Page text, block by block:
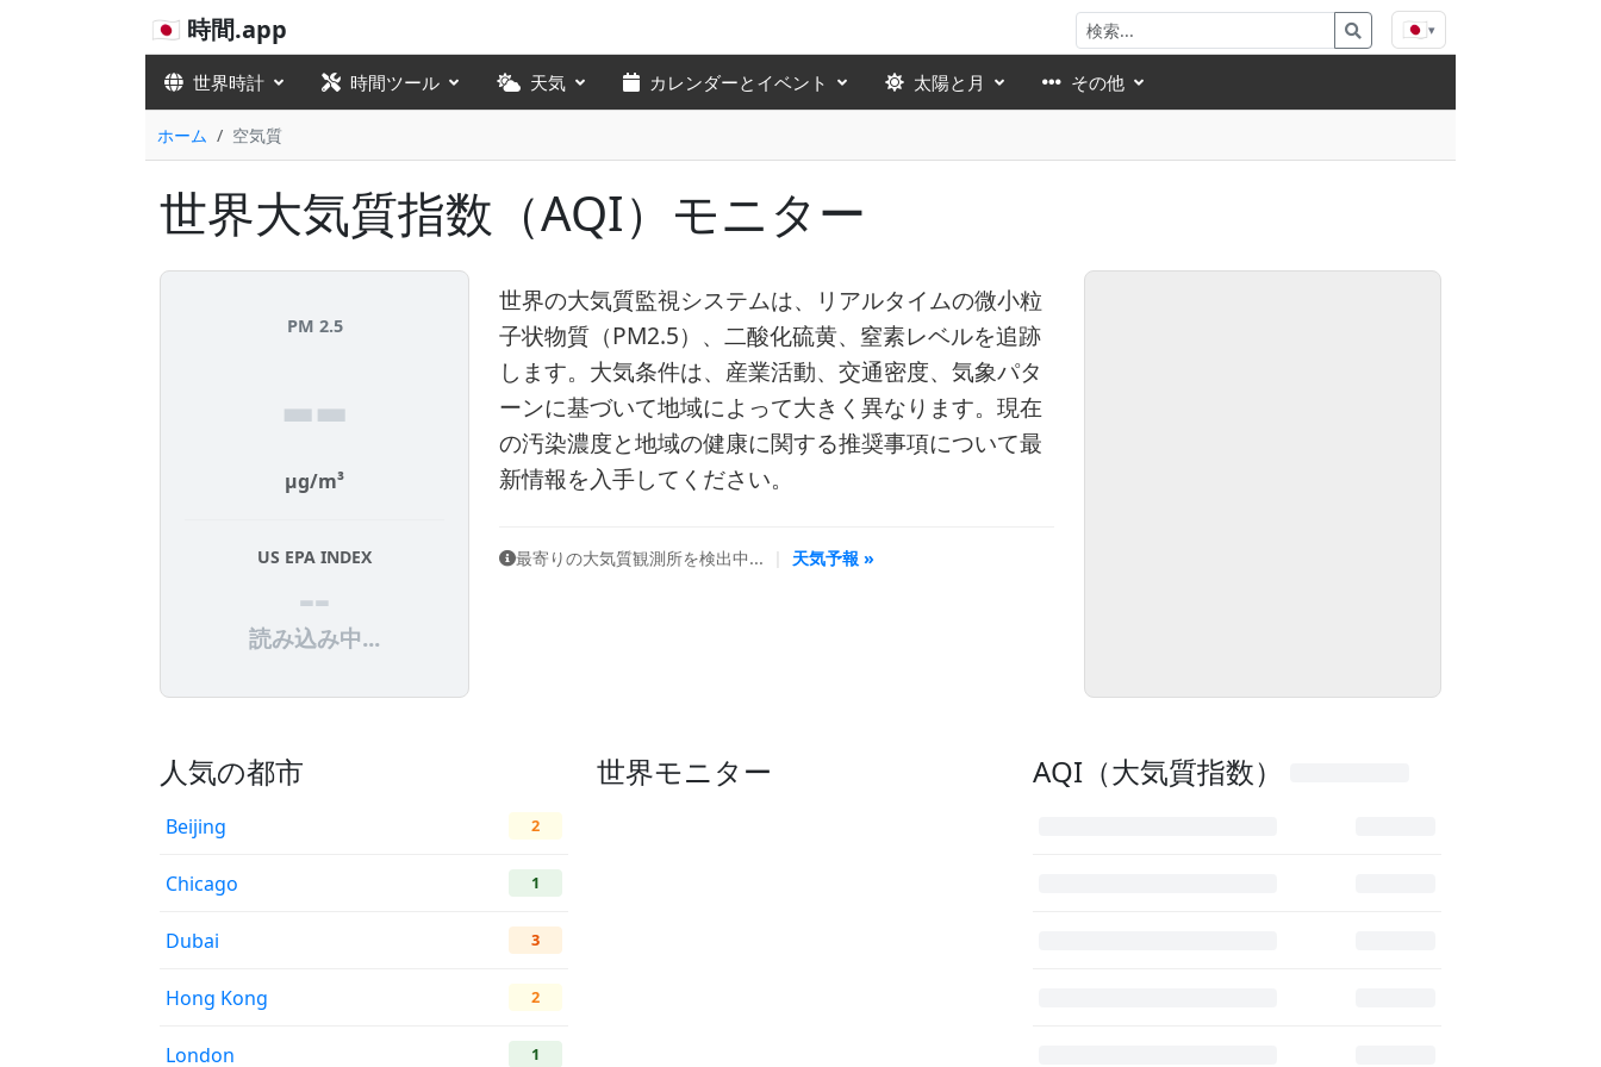
🇯🇵 時間.app 🇯🇵▾
世界時計 時間ツール 天気 カレンダーとイベント 太陽と月 その他
ホーム 空気質
世界大気質指数（AQI）モニター
PM 2.5
--
µg/m³
US EPA INDEX
--
読み込み中...
世界の大気質監視システムは、リアルタイムの微小粒
子状物質（PM2.5）、二酸化硫黄、窒素レベルを追跡
します。大気条件は、産業活動、交通密度、気象パタ
ーンに基づいて地域によって大きく異なります。現在
の汚染濃度と地域の健康に関する推奨事項について最
新情報を入手してください。
最寄りの大気質観測所を検出中... 天気予報 »
人気の都市
Beijing 2
Chicago 1
Dubai 3
Hong Kong 2
London 1
世界モニター AQI（大気質指数）